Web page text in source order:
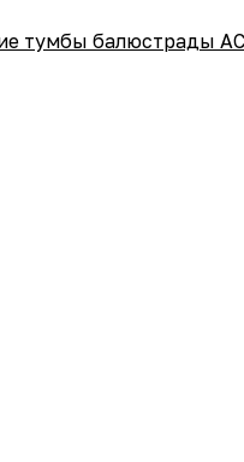
тумбы балюстрады